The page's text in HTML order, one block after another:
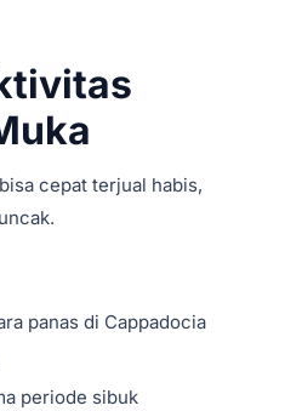
cepat terjual habis,
panas di Cappadocia
periode sibuk